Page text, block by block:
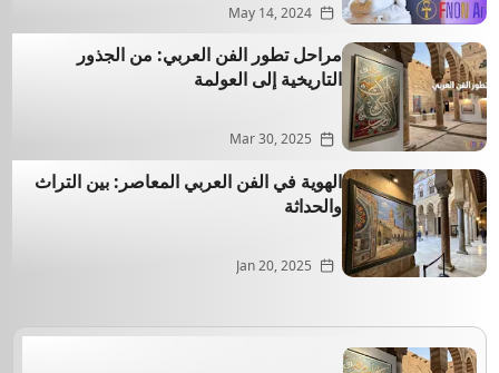
May 14, 2024
مراحل تطور الفن العربي: من الجذور
التاريخية إلى العولمة
Mar 30, 2025
الهوية في الفن العربي المعاصر: بين التراث
والحداثة
Jan 20, 2025